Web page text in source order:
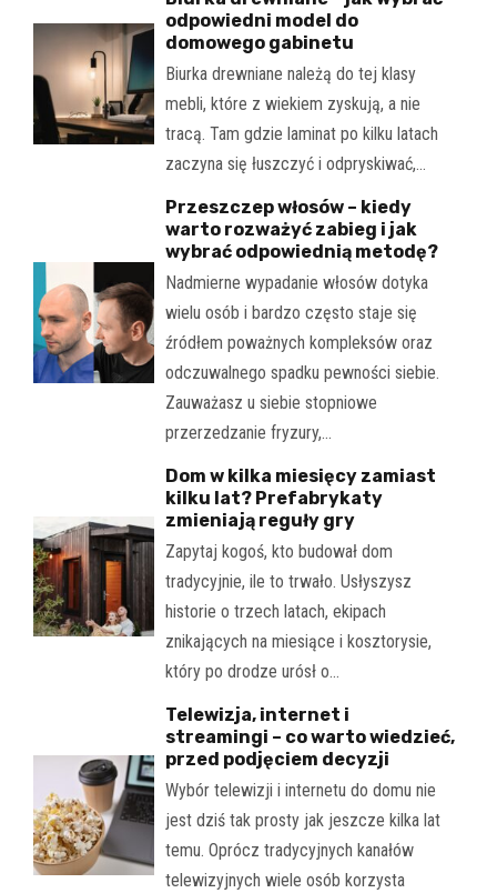
odpowiedni model do
domowego gabinetu
Biurka drewniane należą do tej klasy
mebli, które z wiekiem zyskują, a nie
tracą. Tam gdzie laminat po kilku latach
zaczyna się łuszczyć i odpryskiwać,…
Przeszczep włosów – kiedy
warto rozważyć zabieg i jak
wybrać odpowiednią metodę?
Nadmierne wypadanie włosów dotyka
wielu osób i bardzo często staje się
źródłem poważnych kompleksów oraz
odczuwalnego spadku pewności siebie.
Zauważasz u siebie stopniowe
przerzedzanie fryzury,…
Dom w kilka miesięcy zamiast
kilku lat? Prefabrykaty
zmieniają reguły gry
Zapytaj kogoś, kto budował dom
tradycyjnie, ile to trwało. Usłyszysz
historie o trzech latach, ekipach
znikających na miesiące i kosztorysie,
który po drodze urósł o…
Telewizja, internet i
streamingi – co warto wiedzieć,
przed podjęciem decyzji
Wybór telewizji i internetu do domu nie
jest dziś tak prosty jak jeszcze kilka lat
temu. Oprócz tradycyjnych kanałów
telewizyjnych wiele osób korzysta